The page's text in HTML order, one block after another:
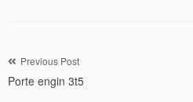
Navigation
de
Previous Post
Porte engin 3t5